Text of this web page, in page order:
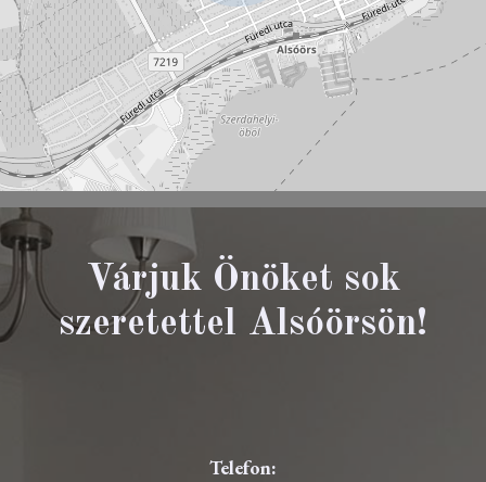
Várjuk Önöket sok
szeretettel Alsóörsön!
Telefon: